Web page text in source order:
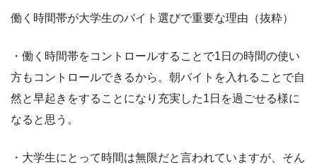
働く時間帯が大学生のバイト選びで重要な理由（抜粋）
・働く時間帯をコントロールすることで1日の時間の使い
方もコントロールできるから。朝バイトを入れることで自
然と早起きをすることになり充実した1日を過ごせる様に
なると思う。
・大学生にとって時間は無限だと言われていますが、そん